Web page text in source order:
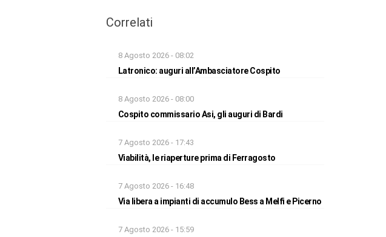
Correlati
8 Agosto 2026 - 08:02
Latronico: auguri all’Ambasciatore Cospito
8 Agosto 2026 - 08:00
Cospito commissario Asi, gli auguri di Bardi
7 Agosto 2026 - 17:43
Viabilità, le riaperture prima di Ferragosto
7 Agosto 2026 - 16:48
Via libera a impianti di accumulo Bess a Melfi e Picerno
7 Agosto 2026 - 15:59